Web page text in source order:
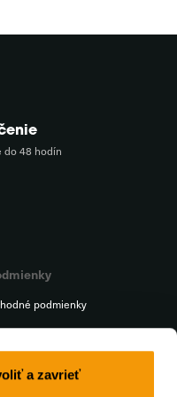
a zavrieť
do 48 hodín
podmienky